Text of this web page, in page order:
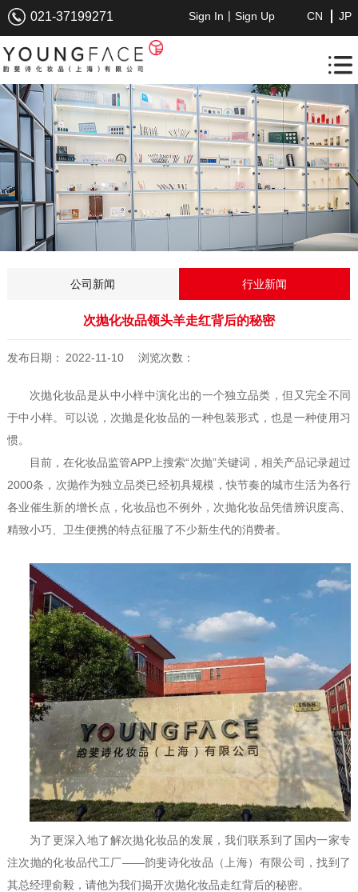
021-37199271 Sign In | Sign Up JP
CN
公司新闻 行业新闻
次抛化妆品领头羊走红背后的秘密
发布日期： 2022-11-10 浏览次数：
次抛化妆品是从中小样中演化出的一个独立品类，但又完全不同
于中小样。可以说，次抛是化妆品的一种包装形式，也是一种使用习
惯。
目前，在化妆品监管APP上搜索“次抛”关键词，相关产品记录超过
2000条，次抛作为独立品类已经初具规模，快节奏的城市生活为各行
各业催生新的增长点，化妆品也不例外，次抛化妆品凭借辨识度高、
精致小巧、卫生便携的特点征服了不少新生代的消费者。
为了更深入地了解次抛化妆品的发展，我们联系到了国内一家专
注次抛的化妆品代工厂——韵斐诗化妆品（上海）有限公司，找到了
其总经理俞毅，请他为我们揭开次抛化妆品走红背后的秘密。